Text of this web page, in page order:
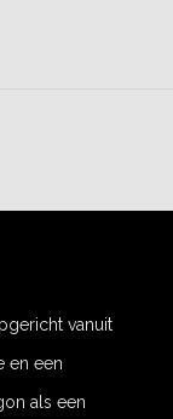
vanuit
en een
als een